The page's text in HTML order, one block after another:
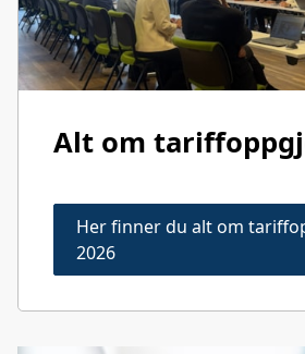
Alt om
Her finner du alt om
2026